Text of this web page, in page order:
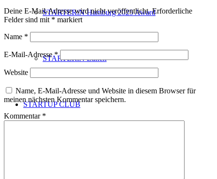
STARTERiN Hamburg 2025 Award
STARTERiN Lunch
STARTUP CLUB
Deine E-Mail-Adresse wird nicht veröffentlicht. Erforderliche
Felder sind mit * markiert
Name *
E-Mail-Adresse*
Website
Name, E-Mail-Adresse und Website in diesem Browser für
meinen nächsten Kommentar speichern.
Kommentar *